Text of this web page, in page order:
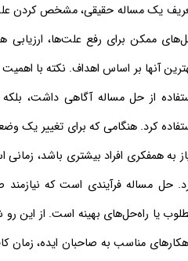
یک مساله حقیقی، مشخص کردن
ممکن برای رفع علت‌ها، ارزیابی
آنها بر اساس اهداف. نکته با
از حل مساله آگاهی داشت،
کرد. هنگامی که برای تغییر
به همفکری افراد بیشتری باشد،
حل مساله فرآیندی است که
یا راه‌حل‌های بهینه است. از این رو
مناسب به صاحبان ایده، زمان